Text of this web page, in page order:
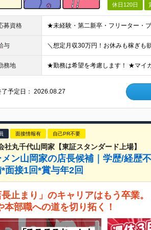
休日120日
募資格
与
務地
了予定日：2026.08.27
面接情報有 自己PR不要
社丸千代山岡家【東証スタンダード上場】
メン山岡家の店長候補｜学歴/経歴
面接1回*賞与年2回
長止まり」のキャリアはもう卒業
本部職への道を切り拓く！